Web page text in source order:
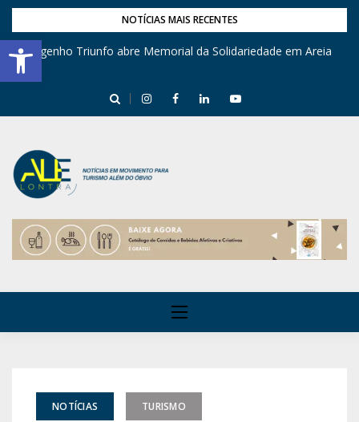
Barra de Ferramentas Aberta
NOTÍCIAS MAIS RECENTES
Engenho Triunfo abre Memorial da Solidariedade em Areia
NOTÍCIAS TURISMO